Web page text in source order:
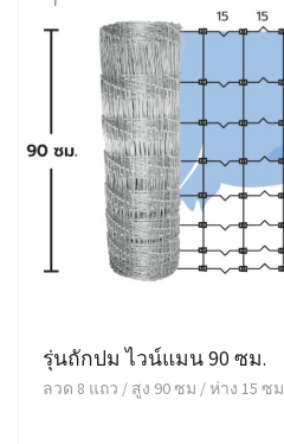
รุ่นถักปม ไวน์แมน 90 ซม.
ลวด 8 แถว / สูง 90 ซม / ห่าง 15 ซม